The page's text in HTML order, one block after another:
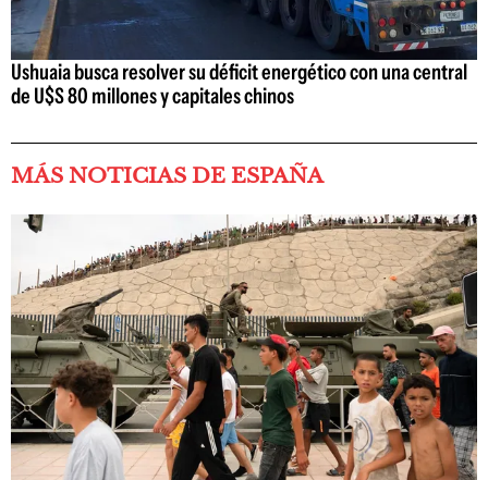
Ushuaia busca resolver su déficit energético con una central
de U$S 80 millones y capitales chinos
MÁS NOTICIAS DE ESPAÑA